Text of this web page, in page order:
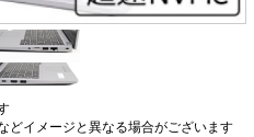
イメージと異なる場合がございます